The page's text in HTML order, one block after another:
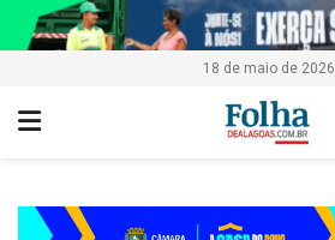
18 de maio de 2026